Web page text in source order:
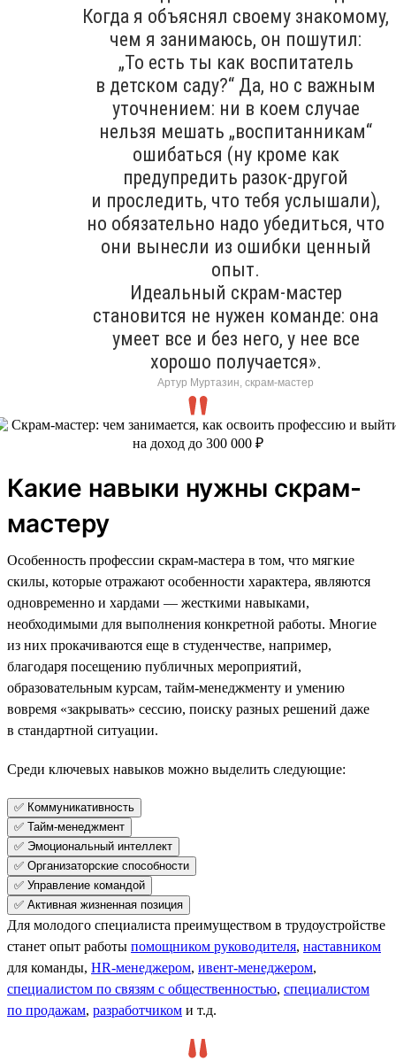
Когда я объяснял своему знакомому,
чем я занимаюсь, он пошутил:
„То есть ты как воспитатель
в детском саду?“ Да, но с важным
уточнением: ни в коем случае
нельзя мешать „воспитанникам“
ошибаться (ну кроме как
предупредить разок-другой
и проследить, что тебя услышали),
но обязательно надо убедиться, что
они вынесли из ошибки ценный
опыт.
Идеальный скрам-мастер
становится не нужен команде: она
умеет все и без него, у нее все
хорошо получается».
Артур Муртазин, скрам-мастер
Какие навыки нужны скрам-
мастеру
Особенность профессии скрам-мастера в том, что мягкие
скилы, которые отражают особенности характера, являются
одновременно и хардами — жесткими навыками,
необходимыми для выполнения конкретной работы. Многие
из них прокачиваются еще в студенчестве, например,
благодаря посещению публичных мероприятий,
образовательным курсам, тайм-менеджменту и умению
вовремя «закрывать» сессию, поиску разных решений даже
в стандартной ситуации.
Среди ключевых навыков можно выделить следующие:
✅ Коммуникативность
✅ Тайм-менеджмент
✅ Эмоциональный интеллект
✅ Организаторские способности
✅ Управление командой
✅ Активная жизненная позиция
Для молодого специалиста преимуществом в трудоустройстве
станет опыт работы помощником руководителя, наставником
для команды, HR-менеджером, ивент-менеджером,
специалистом по связям с общественностью, специалистом
по продажам, разработчиком и т.д.